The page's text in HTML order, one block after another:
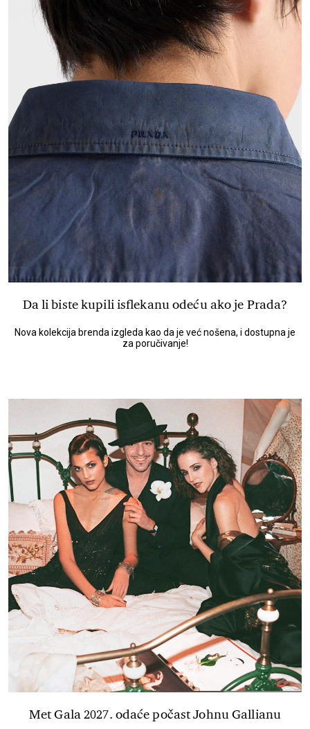
Da li biste kupili isflekanu odeću ako je Prada?
Nova kolekcija brenda izgleda kao da je već nošena, i dostupna je
za poručivanje!
Met Gala 2027. odaće počast Johnu Gallianu